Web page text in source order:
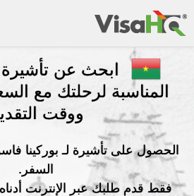
ابحث عن تأشيرة
المناسبة لرحلتك مع
ووقت
الحصول على تأشيرة لـ بوركينا
السفر.
فقط قدم طلبك عبر الإنترنت أدناه